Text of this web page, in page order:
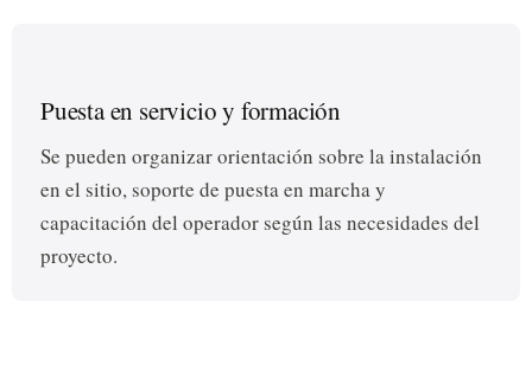
Puesta en servicio y formación
Se pueden organizar orientación sobre la instalación
en el sitio, soporte de puesta en marcha y
capacitación del operador según las necesidades del
proyecto.